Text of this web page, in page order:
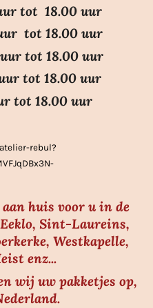
tot 18.00 uur
tot 18.00 uur
tot 18.00 uur
tot 18.00 uur
tot 18.00 uur
rebul?
huis voor u in de
Sint-Laureins,
Westkapelle,
enz...
wij uw pakketjes op,